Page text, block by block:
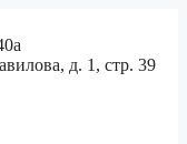
д. 1, стр. 39